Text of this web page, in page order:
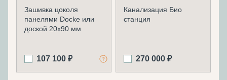
Зашивка цоколя
панелями Docke или
доской 20х90 мм
107 100 ₽
Канализация Био
станция
270 000 ₽